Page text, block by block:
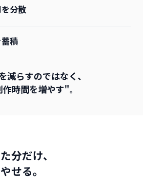
分散
積
減らすのではなく、
時間を増やす"。
分だけ、
せる。